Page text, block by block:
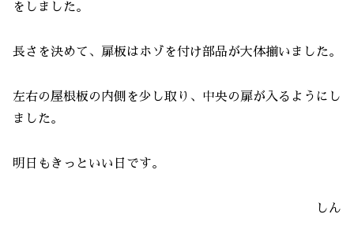
をしました。
長さを決めて、扉板はホゾを付け部品が大体揃いました。
左右の屋根板の内側を少し取り、中央の扉が入るようにし
ました。
明日もきっといい日です。
しん